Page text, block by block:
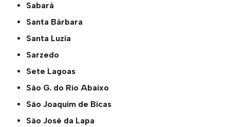
Sabará
Santa Bárbara
Santa Luzia
Sarzedo
Sete Lagoas
São G. do Rio Abaixo
São Joaquim de Bicas
São José da Lapa